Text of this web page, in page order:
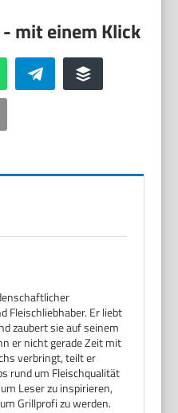
Telegram Buffer
Fleischliebhaber. Er liebt
zaubert sie auf seinem
er nicht gerade Zeit mit
verbringt, teilt er
rund um Fleischqualität
Leser zu inspirieren,
Grillprofi zu werden.